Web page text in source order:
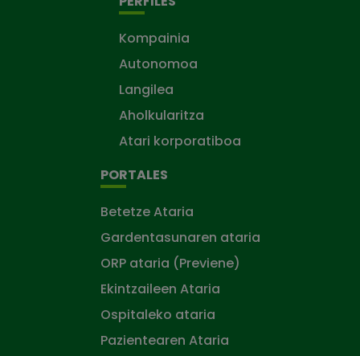
Kompainia
Autonomoa
Langilea
Aholkularitza
Atari korporatiboa
PORTALES
Betetze Ataria
Gardentasunaren ataria
ORP ataria (Previene)
Ekintzaileen Ataria
Ospitaleko ataria
Pazientearen Ataria